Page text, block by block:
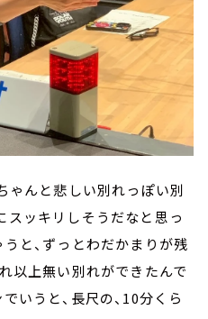
ゃんと悲しい別れっぽい別
スッキリしそうだなと思っ
と、ずっとわだかまりが残
以上無い別れができたんで
いうと、長尺の、10分くら